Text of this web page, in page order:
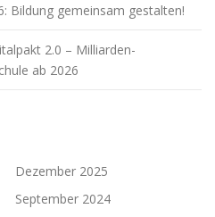
Bildung gemeinsam gestalten!
2.0 – Milliarden-
ab 2026
Dezember 2025
September 2024